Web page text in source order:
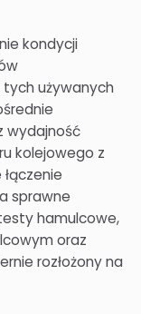
kondycji
tych używanych
wydajność
kolejowego z
sprawne
hamulcowe,
oraz
rozłożony na